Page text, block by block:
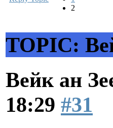
2
TOPIC:
Вейк ан
18:29 #31